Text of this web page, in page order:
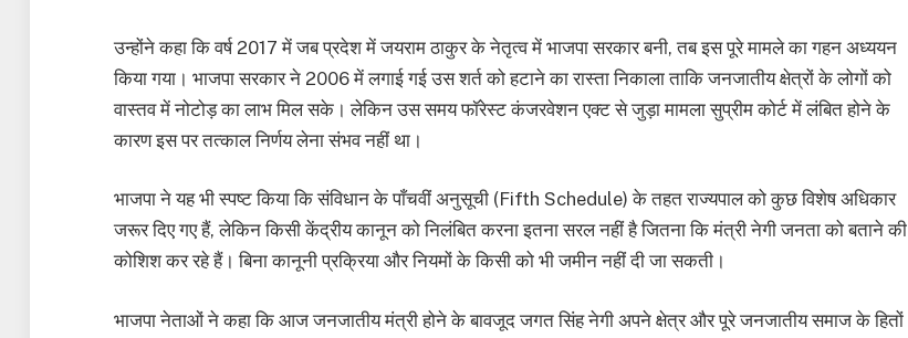
उन्होंने कहा कि वर्ष 2017 में जब प्रदेश में जयराम ठाकुर के नेतृत्व में भाजपा सरकार बनी, तब इस पूरे मामले का गहन अध्ययन
किया गया। भाजपा सरकार ने 2006 में लगाई गई उस शर्त को हटाने का रास्ता निकाला ताकि जनजातीय क्षेत्रों के लोगों को
वास्तव में नोटोड़ का लाभ मिल सके। लेकिन उस समय फॉरेस्ट कंजरवेशन एक्ट से जुड़ा मामला सुप्रीम कोर्ट में लंबित होने के
कारण इस पर तत्काल निर्णय लेना संभव नहीं था।
भाजपा ने यह भी स्पष्ट किया कि संविधान के पाँचवीं अनुसूची (Fifth Schedule) के तहत राज्यपाल को कुछ विशेष अधिकार
जरूर दिए गए हैं, लेकिन किसी केंद्रीय कानून को निलंबित करना इतना सरल नहीं है जितना कि मंत्री नेगी जनता को बताने की
कोशिश कर रहे हैं। बिना कानूनी प्रक्रिया और नियमों के किसी को भी जमीन नहीं दी जा सकती।
भाजपा नेताओं ने कहा कि आज जनजातीय मंत्री होने के बावजूद जगत सिंह नेगी अपने क्षेत्र और पूरे जनजातीय समाज के हितों